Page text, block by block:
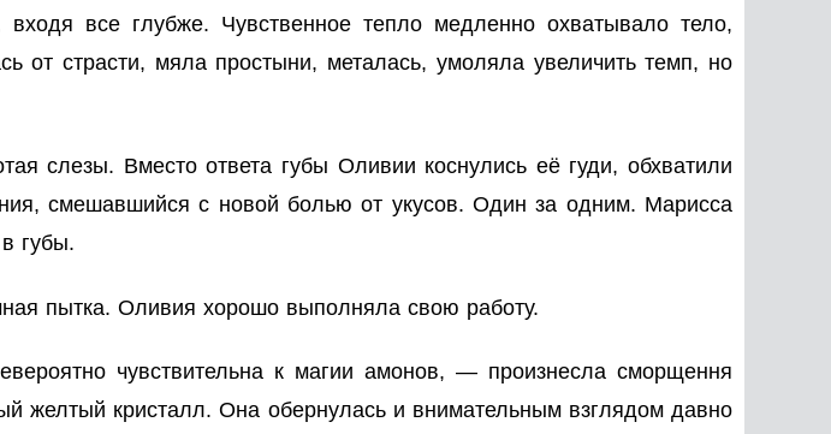
все глубже. Чувственное тепло медленно охватывало тело,
от страсти, мяла простыни, металась, умоляла увеличить темп, но
слезы. Вместо ответа губы Оливии коснулись её гуди, обхватили
смешавшийся с новой болью от укусов. Один за одним. Марисса
губы.
пытка. Оливия хорошо выполняла свою работу.
чувствительна к магии амонов, — произнесла сморщення
желтый кристалл. Она обернулась и внимательным взглядом давно